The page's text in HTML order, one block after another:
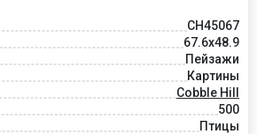
CH45067
67.6x48.9
Пейзажи
Картины
Cobble Hill
500
Птицы